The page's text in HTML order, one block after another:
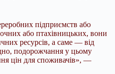
підприємств або
або птахівницьких, вони
ресурсів, а саме — від
подорожчання у цьому
цін для споживачів», —